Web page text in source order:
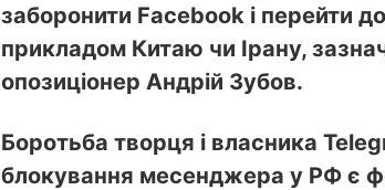
заборонити Facebook і перейти
прикладом Китаю чи Ірану,
опозиціонер Андрій Зубов.
Боротьба творця і власника
блокування месенджера у РФ є